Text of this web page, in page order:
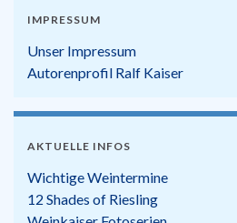
IMPRESSUM
Unser Impressum
Autorenprofil Ralf Kaiser
AKTUELLE INFOS
Wichtige Weintermine
12 Shades of Riesling